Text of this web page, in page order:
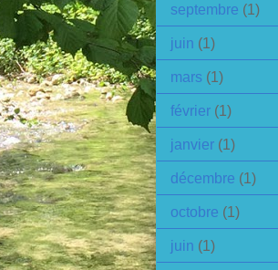
septembre (1)
juin (1)
mars (1)
février (1)
janvier (1)
décembre (1)
octobre (1)
juin (1)